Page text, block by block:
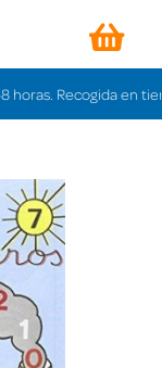
Recogida en tiendas